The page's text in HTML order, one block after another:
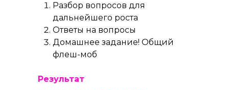
Разбор вопросов для
дальнейшего роста
Ответы на вопросы
Домашнее задание! Общий
флеш-моб
Результат